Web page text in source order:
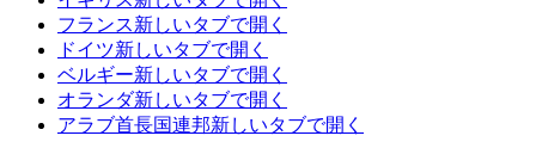
フランス新しいタブで開く
ドイツ新しいタブで開く
ベルギー新しいタブで開く
オランダ新しいタブで開く
アラブ首長国連邦新しいタブで開く